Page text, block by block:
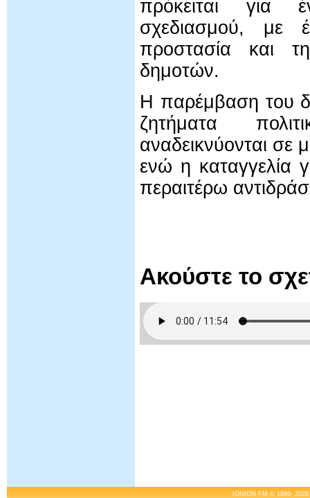
πρόκειται για
σχεδιασμού, με
προστασία και
δημοτών.
Η παρέμβαση του
ζητήματα
αναδεικνύονται σε
ενώ η καταγγελία
περαιτέρω
Ακούστε το
IONION FM © 1996-